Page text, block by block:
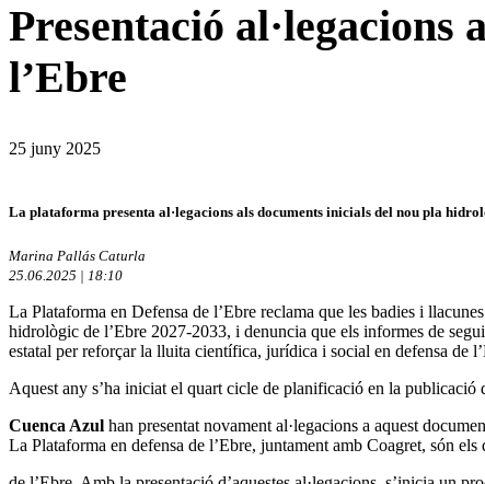
Presentació
l’Ebre
25 juny 2025
La plataforma presenta al·legacions als documents inicials del nou pla
Marina Pallás Caturla
25.06.2025 | 18:10
La Plataforma en Defensa de l’Ebre reclama que les badies i
hidrològic de l’Ebre 2027-2033, i denuncia que els informes de
estatal per reforçar la lluita científica, jurídica i social en defensa de
Aquest any s’ha iniciat el quart cicle de planificació en la
Cuenca Azul han presentat novament al·legacions a aquest
La Plataforma en defensa de l’Ebre, juntament amb Coagret, són